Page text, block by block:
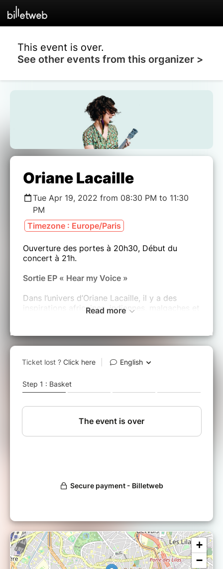
This event is over.
See other events from this organizer >
Oriane Lacaille
Tue Apr 19, 2022 from 08:30 PM to 11:30
PM
Timezone : Europe/Paris
Ouverture des portes à 20h30, Début du
concert à 21h.
Sortie EP « Hear my Voice »
Dans l’univers d’Oriane Lacaille, il y a des
inspirations africaines, indiennes, malgaches et
elle le métissage créole de la Réunion et
incarne un univers musical empreint des
grands voyages.
percussions
Yann-Lou Bertrand – Contrebasse, trompette,
Read more
+
−